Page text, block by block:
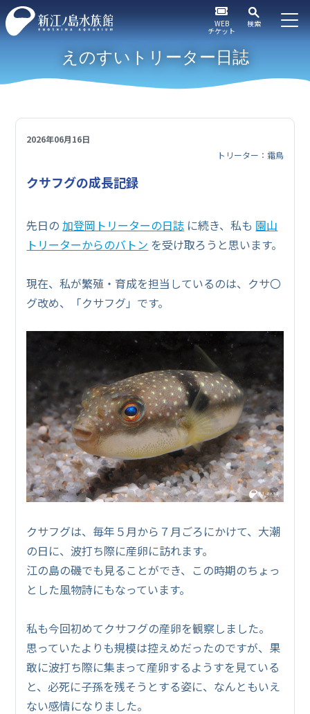
WEB
チケット
検索
えのすいトリーター日誌
2026年06月16日
トリーター：霜鳥
クサフグの成長記録
先日の加登岡トリーターの日誌 に続き、私も 園山
トリーターからのバトン を受け取ろうと思います。
現在、私が繁殖・育成を担当しているのは、クサ〇
グ改め、「クサフグ」です。
クサフグは、毎年５月から７月ごろにかけて、大潮
の日に、波打ち際に産卵に訪れます。
江の島の磯でも見ることができ、この時期のちょっ
とした風物詩にもなっています。
私も今回初めてクサフグの産卵を観察しました。
思っていたよりも規模は控えめだったのですが、果
敢に波打ち際に集まって産卵するようすを見ている
と、必死に子孫を残そうとする姿に、なんともいえ
ない感情になりました。